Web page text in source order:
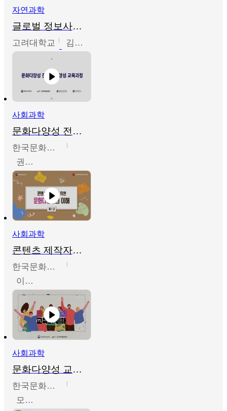
자연과학
글로벌 정보사회와 통계의 창의적 기능
고려대학교 김희영
사회과학
문화다양성 전문인력 양성 기본과정 - 문화다양성의 이해
한국문화예술교육진흥원
권숙인 외 8명
사회과학
콘텐츠 제작자를 위한 문화다양성의 이해
한국문화예술교육진흥원
이성민
사회과학
문화다양성 교육의 이해
한국문화예술교육진흥원
모경환,성상환,정문성